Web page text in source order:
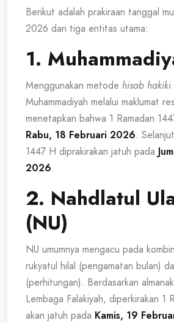
Berikut adalah prakiraan tanggal
2026 dari tiga entitas utama:
1.
Menggunakan metode hisab
Muhammadiyah melalui maklumat
menetapkan bahwa 1 Ramadan
Rabu, 18 Februari 2026.
1447 H diprakirakan jatuh pada
2026.
2. Nahdlatul
(NU)
NU umumnya mengacu pada
rukyatul hilal (pengamatan bulan)
(perhitungan). Berdasarkan
Lembaga Falakiyah, diperkirakan 1
akan jatuh pada Kamis, 19